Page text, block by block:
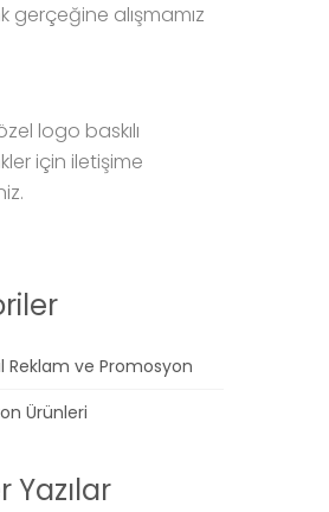
gerçeğine alışmamız
logo baskılı
için iletişime
Reklam ve Promosyon
Ürünleri
Yazılar